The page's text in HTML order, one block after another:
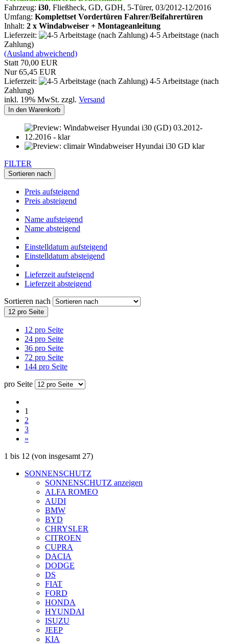
Fahrzeug: i30, Fließheck, GD, GDH, 5-Türer, 03/2012-12/2016
Umfang: Komplettset Vordertüren Fahrer/Beifahrertüren
Inhalt: 2 x Windabweiser + Montageanleitung
Lieferzeit:
4-5 Arbeitstage (nach
Zahlung)
(Ausland abweichend)
Statt 70,00 EUR
Nur 65,45 EUR
Lieferzeit:
4-5 Arbeitstage (nach
Zahlung)
inkl. 19% MwSt. zzgl. Versand
In den Warenkorb
FILTER
Sortieren nach
Preis aufsteigend
Preis absteigend
Name aufsteigend
Name absteigend
Einstelldatum aufsteigend
Einstelldatum absteigend
Lieferzeit aufsteigend
Lieferzeit absteigend
Sortieren nach
12 pro Seite
12 pro Seite
24 pro Seite
36 pro Seite
72 pro Seite
144 pro Seite
pro Seite
1
2
3
»
1 bis 12 (von insgesamt 27)
SONNENSCHUTZ
SONNENSCHUTZ anzeigen
ALFA ROMEO
AUDI
BMW
BYD
CHRYSLER
CITROEN
CUPRA
DACIA
DODGE
DS
FIAT
FORD
HONDA
HYUNDAI
ISUZU
JEEP
KIA